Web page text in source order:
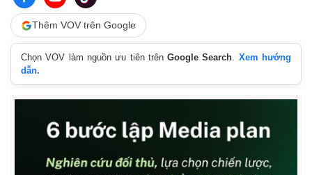
Khởi nghiệp
Tiêu dùng
Tỷ giá
Giá cà phê
Thêm VOV trên Google
Chọn VOV làm nguồn ưu tiên trênGoogle Search. Xem hướng
dẫn.